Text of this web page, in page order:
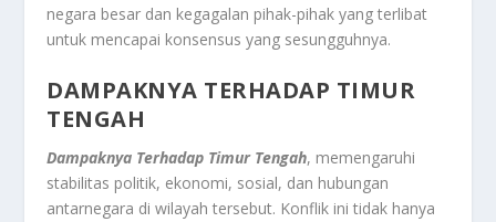
negara besar dan kegagalan pihak-pihak yang terlibat
untuk mencapai konsensus yang sesungguhnya.
DAMPAKNYA TERHADAP TIMUR
TENGAH
Dampaknya Terhadap Timur Tengah, memengaruhi
stabilitas politik, ekonomi, sosial, dan hubungan
antarnegara di wilayah tersebut. Konflik ini tidak hanya